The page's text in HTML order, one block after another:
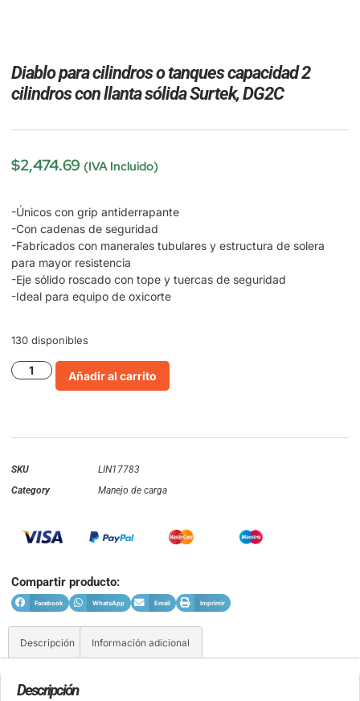
Diablo para cilindros o tanques capacidad 2
cilindros con llanta sólida Surtek, DG2C
$2,474.69 (IVA Incluido)
-Únicos con grip antiderrapante
-Con cadenas de seguridad
-Fabricados con manerales tubulares y estructura de solera
para mayor resistencia
-Eje sólido roscado con tope y tuercas de seguridad
-Ideal para equipo de oxicorte
130 disponibles
Añadir al carrito
SKU
LIN17783
Category
Manejo de carga
Compartir producto:
Facebook WhatsApp Email Imprimir
Descripción Información adicional
Descripción